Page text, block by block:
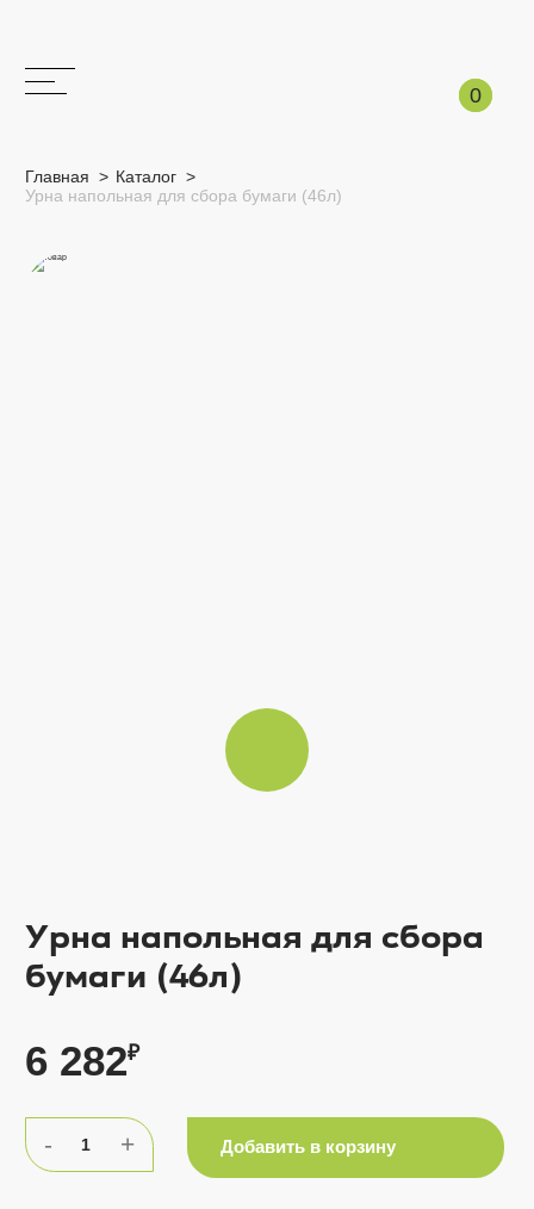
0
0
Главная > Каталог >
Урна напольная для сбора бумаги (46л)
Урна напольная для сбора
бумаги (46л)
- 1 + Добавить в корзину
6 282₽